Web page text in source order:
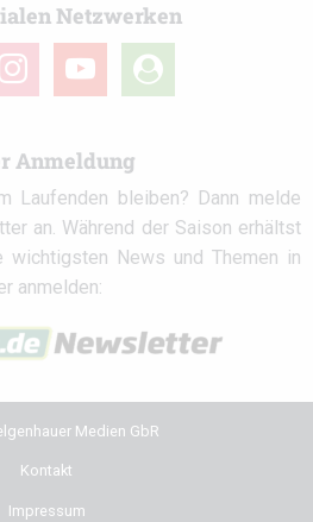
Netzwerken
youtube
user-
circle
Anmeldung
Laufenden bleiben? Dann melde
an. Während der Saison erhältst
wichtigsten News und Themen in
anmelden:
Medien GbR
Kontakt
Impressum